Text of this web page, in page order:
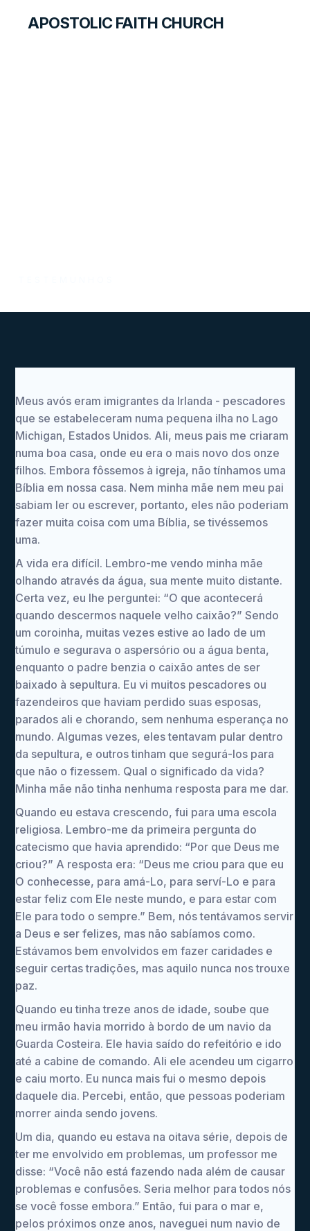
APOSTOLIC FAITH CHURCH
Meus avós eram imigrantes da Irlanda - pescadores
que se estabeleceram numa pequena ilha no Lago
Michigan, Estados Unidos. Ali, meus pais me criaram
numa boa casa, onde eu era o mais novo dos onze
filhos. Embora fôssemos à igreja, não tínhamos uma
Bíblia em nossa casa. Nem minha mãe nem meu pai
sabiam ler ou escrever, portanto, eles não poderiam
fazer muita coisa com uma Bíblia, se tivéssemos
uma.
A vida era difícil. Lembro-me vendo minha mãe
olhando através da água, sua mente muito distante.
Certa vez, eu lhe perguntei: “O que acontecerá
quando descermos naquele velho caixão?” Sendo
um coroinha, muitas vezes estive ao lado de um
túmulo e segurava o aspersório ou a água benta,
enquanto o padre benzia o caixão antes de ser
baixado à sepultura. Eu vi muitos pescadores ou
fazendeiros que haviam perdido suas esposas,
parados ali e chorando, sem nenhuma esperança no
mundo. Algumas vezes, eles tentavam pular dentro
da sepultura, e outros tinham que segurá-los para
que não o fizessem. Qual o significado da vida?
Minha mãe não tinha nenhuma resposta para me dar.
Quando eu estava crescendo, fui para uma escola
religiosa. Lembro-me da primeira pergunta do
catecismo que havia aprendido: “Por que Deus me
criou?” A resposta era: “Deus me criou para que eu
O conhecesse, para amá-Lo, para serví-Lo e para
estar feliz com Ele neste mundo, e para estar com
Ele para todo o sempre.” Bem, nós tentávamos servir
a Deus e ser felizes, mas não sabíamos como.
Estávamos bem envolvidos em fazer caridades e
seguir certas tradições, mas aquilo nunca nos trouxe
paz.
Quando eu tinha treze anos de idade, soube que
meu irmão havia morrido à bordo de um navio da
Guarda Costeira. Ele havia saído do refeitório e ido
até a cabine de comando. Ali ele acendeu um cigarro
e caiu morto. Eu nunca mais fui o mesmo depois
daquele dia. Percebi, então, que pessoas poderiam
morrer ainda sendo jovens.
Um dia, quando eu estava na oitava série, depois de
ter me envolvido em problemas, um professor me
disse: “Você não está fazendo nada além de causar
problemas e confusões. Seria melhor para todos nós
se você fosse embora.” Então, fui para o mar e,
pelos próximos onze anos, naveguei num navio de